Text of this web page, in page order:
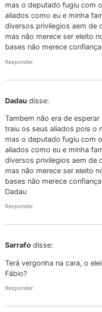
mas o deputado fugiu com
aliados como eu e minha
diversos privilegios aem de
mas não merece ser eleito
bases não merece
Responder
Dadau disse:
Tambem não era de
traiu os seus aliados pois o
mas o deputado fugiu com
aliados como eu e minha
diversos privilegios aem de
mas não merece ser eleito
bases não merece
Dadau
Responder
Sarrafo disse:
Terá vergonha na cara, o
Fábio?
Responder